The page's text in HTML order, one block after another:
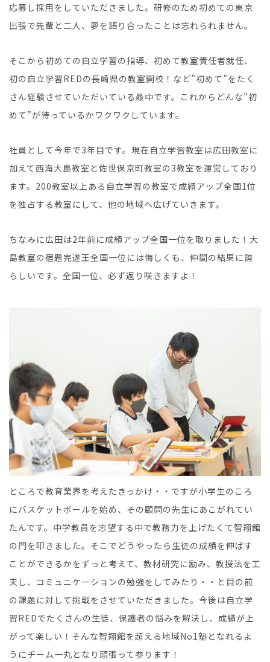
応募し採用をしていただきました。研修のため初めての東京
出張で先輩と二人、夢を語り合ったことは忘れられません。
そこから初めての自立学習の指導、初めて教室責任者就任、
初の自立学習REDの長崎県の教室開校！など”初めて”をたく
さん経験させていただいている最中です。これからどんな”初
めて”が待っているかワクワクしています。
社員として今年で3年目です。現在自立学習教室は広田教室に
加えて西海大島教室と佐世保京町教室の3教室を運営しており
ます。200教室以上ある自立学習の教室で成績アップ全国1位
を独占する教室にして、他の地域へ広げていきます。
ちなみに広田は2年前に成績アップ全国一位を取りました！大
島教室の宿題完遂王全国一位には悔しくも、仲間の結果に誇
らしいです。全国一位、必ず返り咲きますよ！
ところで教育業界を考えたきっかけ・・ですが小学生のころ
にバスケットボールを始め、その顧問の先生にあこがれてい
たんです。中学教員を志望する中で教務力を上げたくて智翔館
の門を叩きました。そこでどうやったら生徒の成績を伸ばす
ことができるかをずっと考えて、教材研究に励み、教授法を工
夫し、コミュニケーションの勉強をしてみたり・・と目の前
の課題に対して挑戦をさせていただきました。今後は自立学
習REDでたくさんの生徒、保護者の悩みを解決し、成績が上
がって楽しい！そんな智翔館を超える地域No1塾となれるよ
うにチーム一丸となり頑張って参ります！